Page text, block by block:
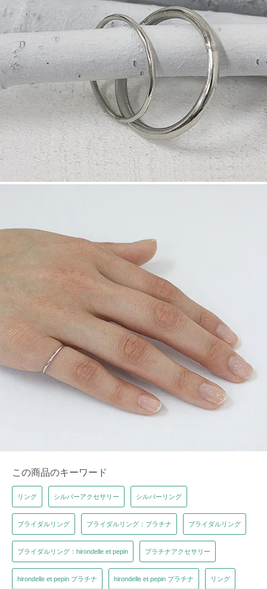
この商品のキーワード
リング シルバーアクセサリー シルバーリング
ブライダルリング ブライダルリング：プラチナ ブライダルリング
ブライダルリング：hirondelle et pepin プラチナアクセサリー
hirondelle et pepin プラチナ hirondelle et pepin プラチナ リング